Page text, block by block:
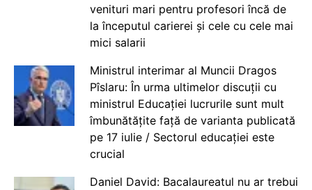
venituri mari pentru profesori încă de
la începutul carierei și cele cu cele mai
mici salarii
Ministrul interimar al Muncii Dragos
Pîslaru: În urma ultimelor discuții cu
ministrul Educației lucrurile sunt mult
îmbunătățite față de varianta publicată
pe 17 iulie / Sectorul educației este
crucial
Daniel David: Bacalaureatul nu ar trebui